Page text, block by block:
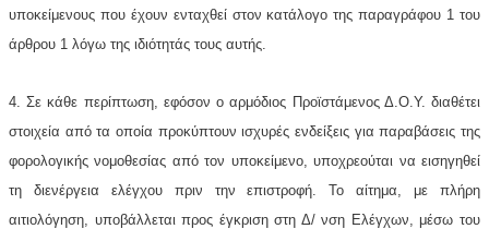
υποκείμενους που έχουν ενταχθεί στον κατάλογο της παραγράφου 1 του
άρθρου 1 λόγω της ιδιότητάς τους αυτής.
4. Σε κάθε περίπτωση, εφόσον ο αρμόδιος Προϊστάμενος Δ.Ο.Υ. διαθέτει
στοιχεία από τα οποία προκύπτουν ισχυρές ενδείξεις για παραβάσεις της
φορολογικής νομοθεσίας από τον υποκείμενο, υποχρεούται να εισηγηθεί
τη διενέργεια ελέγχου πριν την επιστροφή. Το αίτημα, με πλήρη
αιτιολόγηση, υποβάλλεται προς έγκριση στη Δ/ νση Ελέγχων, μέσω του